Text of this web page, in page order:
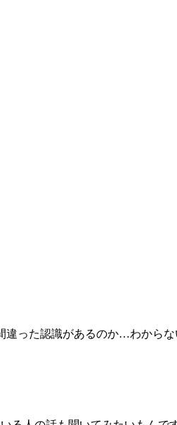
違った認識があるのか…わから